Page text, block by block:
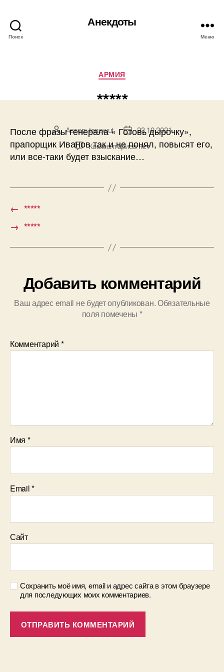
Поиск
Анекдоты
Меню
Рубрики
АРМИЯ
*****
Автор
записи
Автор:tanzwut
Дата
записи
23.10.2021
Комментариевк
нет
После фразы генерала « Готовь дырочку»,
прапорщик Иванов так и не понял, повысят его,
или все-таки будет взыскание…
← *****
→ *****
Добавить комментарий
Ваш адрес email не будет опубликован.Обязательные
поля помечены *
Комментарий *
Имя *
Email*
Сайт
Сохранить моё имя, email и адрес сайта в этом браузере
для последующих моих комментариев.